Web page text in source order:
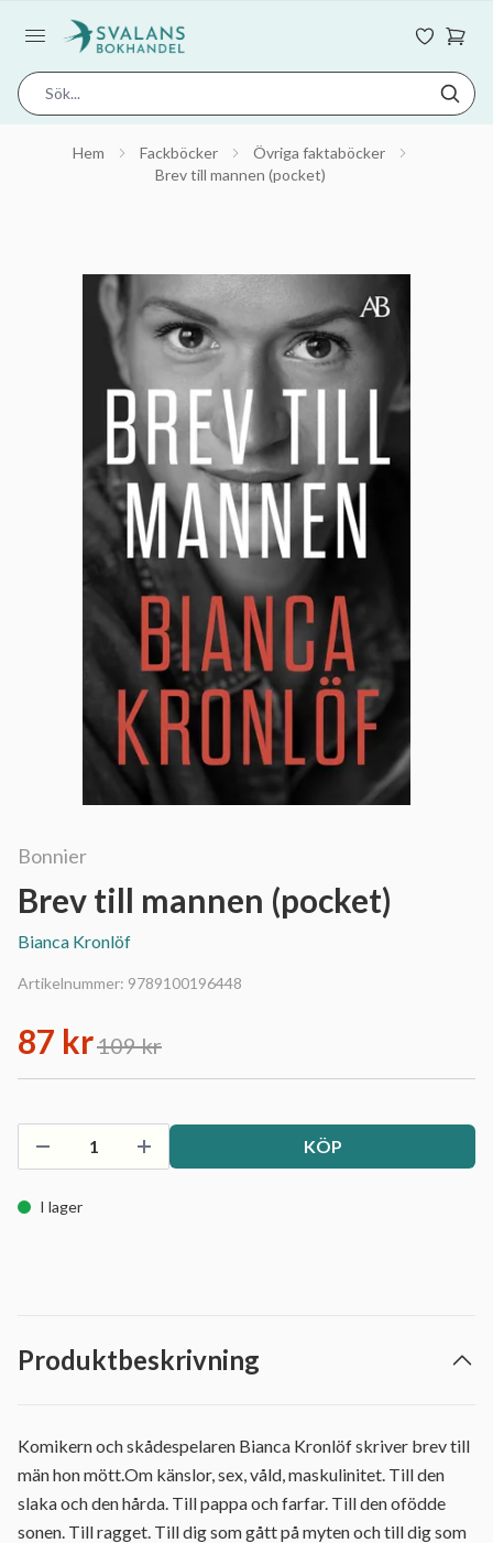
Hem Fackböcker
Övriga faktaböcker
Brev till mannen (pocket)
Bonnier
Brev till mannen (pocket)
Bianca Kronlöf
Artikelnummer: 9789100196448
87 kr109 kr
KÖP
I lager
Produktbeskrivning
Komikern och skådespelaren Bianca Kronlöf skriver brev till
män hon mött.Om känslor, sex, våld, maskulinitet. Till den
slaka och den hårda. Till pappa och farfar. Till den ofödde
sonen. Till ragget. Till dig som gått på myten och till dig som